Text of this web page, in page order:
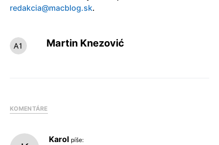
redakcia@macblog.sk.
Martin Knezović
KOMENTÁRE
Karol píše: